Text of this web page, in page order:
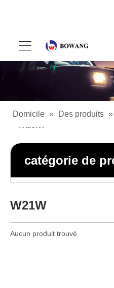
Domicile » Des produits »
W21W
catégorie de
W21W
Aucun produit trouvé